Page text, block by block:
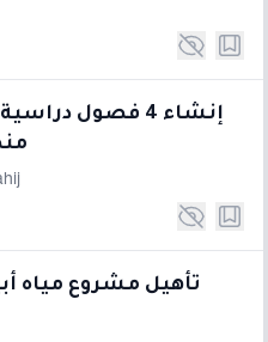
إنشاء 4 فصول
تأهيل مشروع مياه